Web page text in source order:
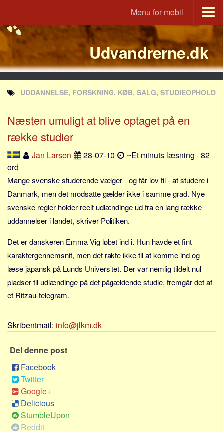
Menu for mobil
Portal
Udvandrerne.dk
Utvandrerne.no
Utvandrarna.se
Tyskland.dk
England.dk
Lande
Tyrkiet
Spanien
Frankrig
Norge
Thailand
Italien
Alle
Bolig
Job
Virksomhed
Investering
Pension og opsparing
Udvandrerne.dk
UDDANNELSE, FORSKNING, KØB, SALG, STUDIEOPHOLD
Næsten umuligt at blive optaget på en
række studier
Jan Larsen 28-07-10
~Et minuts læsning · 82
ord
Mange svenske studerende vælger - og får lov til - at studere i
Danmark, men det modsatte gælder ikke i samme grad. Nye
svenske regler holder reelt udlændinge ud fra en lang række
uddannelser i landet, skriver Politiken.
Det er danskeren Emma Vig løbet ind i. Hun havde et fint
karaktergennemsnit, men det rakte ikke til at komme ind og
læse japansk på Lunds Universitet. Der var nemlig tildelt nul
pladser til udlændinge på det pågældende studie, fremgår det af
et Ritzau-telegram.
Skribentmail: info@jlkm.dk
Del denne post
Facebook
Twitter
Google+
Delicious
StumbleUpon
Reddit